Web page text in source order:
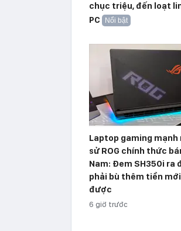
chục triệu, đến loạt
PC
Nổi bật
Laptop gaming mạnh
sử ROG chính thức
Nam: Đem SH350i ra
phải bù thêm tiền
được
6 giờ trước